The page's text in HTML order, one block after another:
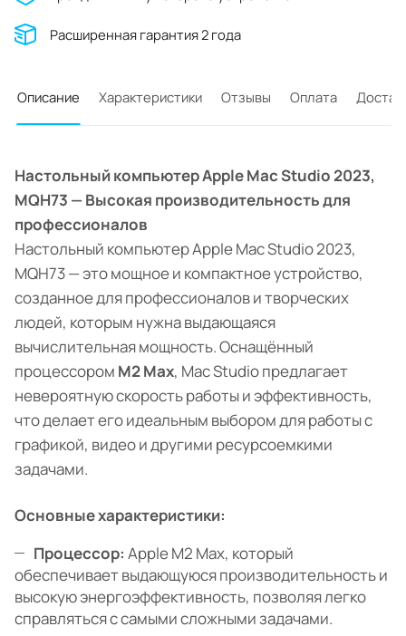
Расширенная гарантия 2 года
Описание Характеристики Отзывы Оплата
Настольный компьютер Apple Mac Studio 2023,
MQH73 — Высокая производительность для
профессионалов
Настольный компьютер Apple Mac Studio 2023,
MQH73 — это мощное и компактное устройство,
созданное для профессионалов и творческих
людей, которым нужна выдающаяся
вычислительная мощность. Оснащённый
процессором M2 Max, Mac Studio предлагает
невероятную скорость работы и эффективность,
что делает его идеальным выбором для работы с
графикой, видео и другими ресурсоемкими
задачами.
Основные характеристики:
Процессор: Apple M2 Max, который
обеспечивает выдающуюся производительность и
высокую энергоэффективность, позволяя легко
справляться с самыми сложными задачами.